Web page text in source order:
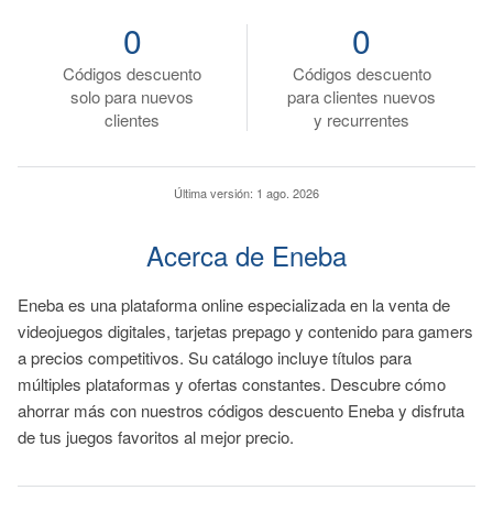
Códigos descuento
solo para nuevos
clientes
0
Códigos descuento
para clientes nuevos
y recurrentes
0
Última versión: 1 ago. 2026
Acerca de Eneba
Eneba es una plataforma online especializada en la venta de
videojuegos digitales, tarjetas prepago y contenido para gamers
a precios competitivos. Su catálogo incluye títulos para
múltiples plataformas y ofertas constantes. Descubre cómo
ahorrar más con nuestros códigos descuento Eneba y disfruta
de tus juegos favoritos al mejor precio.